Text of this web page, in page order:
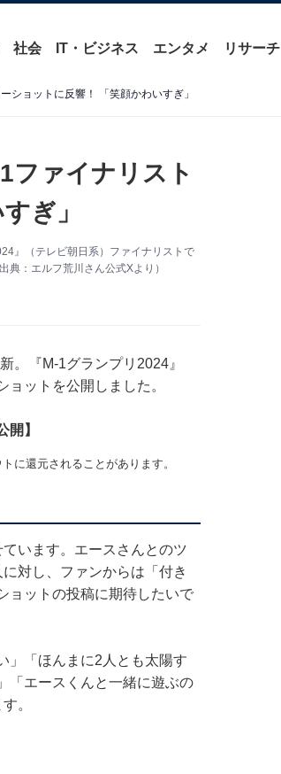
社会 IT・ビジネス エンタメ リサーチ
ショットに反響！ 「笑顔かわいすぎ」
ファイナリスト
ぎ」
』（テレビ朝日系）ファイナリストで
：エルフ荒川さん公式Xより）
。『M-1グランプリ2024』
ットを公開しました。
】
に還元されることがあります。
います。エースさんとのツ
対し、ファンからは「付き
ョットの投稿に期待したいで
」「ほんまに2人とも太陽す
「エースくんと一緒に遊ぶの
。